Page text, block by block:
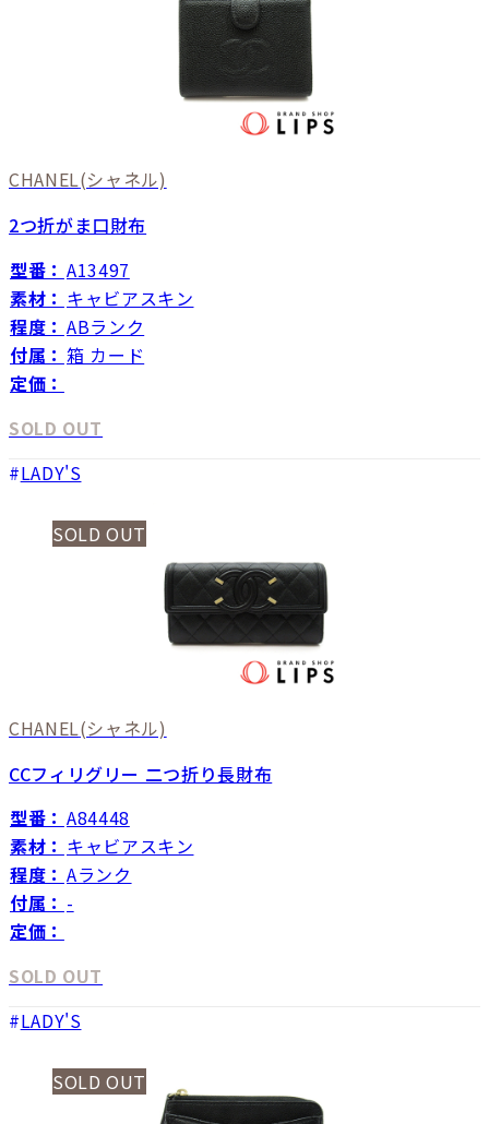
CHANEL(シャネル)
2つ折がま口財布
型番： A13497
素材： キャビアスキン
程度： ABランク
付属： 箱 カード
定価：
SOLD OUT
LADY'S
SOLD OUT
CHANEL(シャネル)
CCフィリグリー 二つ折り長財布
型番： A84448
素材： キャビアスキン
程度： Aランク
付属： -
定価：
SOLD OUT
LADY'S
SOLD OUT